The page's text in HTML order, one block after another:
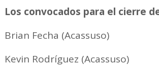
Los convocados para el cierre
Brian Fecha (Acassuso)
Kevin Rodríguez (Acassuso)